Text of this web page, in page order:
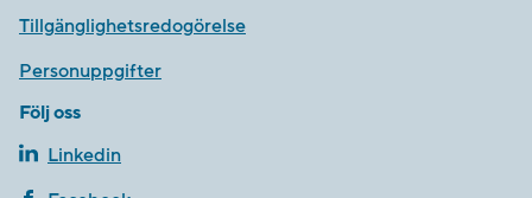
Tillgänglighetsredogörelse
Personuppgifter
Följ oss
Linkedin